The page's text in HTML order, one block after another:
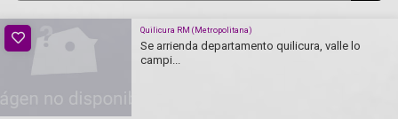
Quilicura RM (Metropolitana)
Se arrienda departamento quilicura, valle lo
campi...